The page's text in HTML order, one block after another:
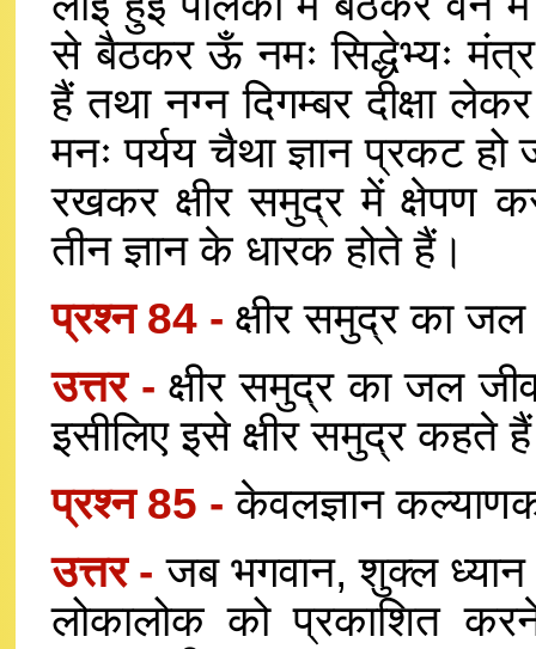
से बैठकर ऊँ नमः सिद्धेभ्यः
हैं तथा नग्न दिगम्बर दीक्षा
मनः पर्यय चैथा ज्ञान प्रकट
रखकर क्षीर समुद्र में क्षेपण
तीन ज्ञान के धारक होते हैं।
प्रश्न 84 - क्षीर समुद्र का
उत्तर -क्षीर समुद्र का जल
इसीलिए इसे क्षीर समुद्र कहते
प्रश्न 85 -केवलज्ञान
उत्तर -जब भगवान, शुक्ल ध्यान
लोकालोक को प्रकाशित